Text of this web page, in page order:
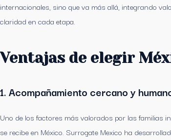
internacionales, sino que va más allá, integrando
claridad en cada etapa.
Ventajas de elegir
1. Acompañamiento cercano y
Uno de los factores más valorados por las familias
se recibe en México. Surrogate Mexico ha